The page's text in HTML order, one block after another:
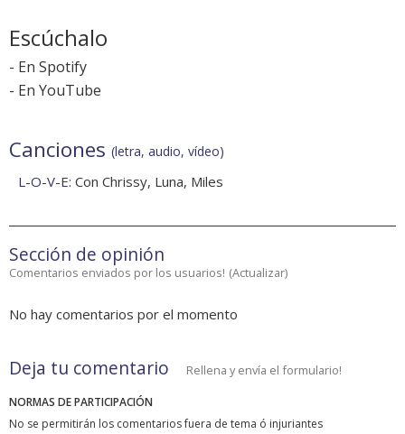
Escúchalo
- En Spotify
- En YouTube
Canciones (letra, audio, vídeo)
L-O-V-E: Con Chrissy, Luna, Miles
Sección de opinión
Comentarios enviados por los usuarios! (Actualizar)
No hay comentarios por el momento
Deja tu comentario Rellena y envía el formulario!
NORMAS DE PARTICIPACIÓN
No se permitirán los comentarios fuera de tema ó injuriantes